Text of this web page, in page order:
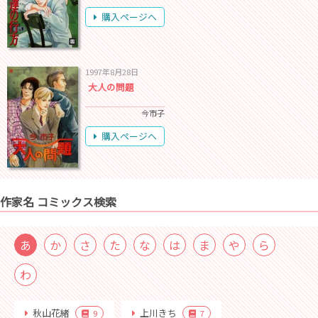
購入ページへ
1997年8月28日
大人の問題
今市子
購入ページへ
作家名 コミックス検索
あ か さ た な は ま や
ら
わ
秋山花緒 9 上川きち 7